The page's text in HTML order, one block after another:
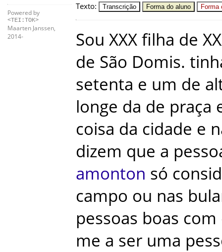
Powered by
<TEI:TOK>
Maarten Janssen,
2014-
Texto: Transcrição Forma do aluno Forma
Sou XXX filha de
de São Domis.
setenta e um de
longe da de praça
coisa da cidade e
dizem que a
amonton só
campo ou nas
pessoas boas com
me a ser uma